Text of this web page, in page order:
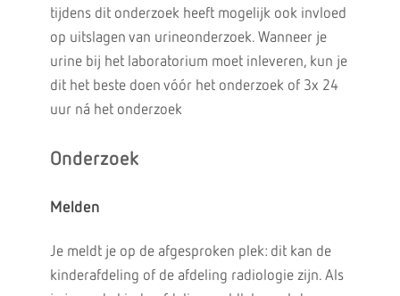
tijdens dit onderzoek heeft mogelijk ook invloed
op uitslagen van urineonderzoek. Wanneer je
urine bij het laboratorium moet inleveren, kun je
dit het beste doen vóór het onderzoek of 3x 24
uur ná het onderzoek
Onderzoek
Melden
Je meldt je op de afgesproken plek: dit kan de
kinderafdeling of de afdeling radiologie zijn. Als